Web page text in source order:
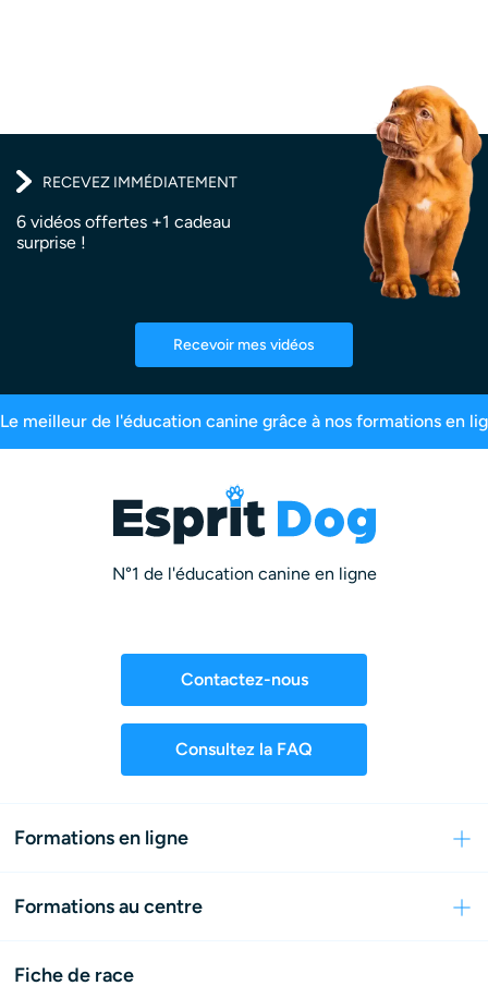
RECEVEZ IMMÉDIATEMENT
6 vidéos offertes +1 cadeau
surprise !
Recevoir mes vidéos
maîtres inscrits 99,6% de satisfaction 2,5
N°1 de l'éducation canine en ligne
Contactez-nous
Consultez la FAQ
Formations en ligne
Formations au centre
Fiche de race